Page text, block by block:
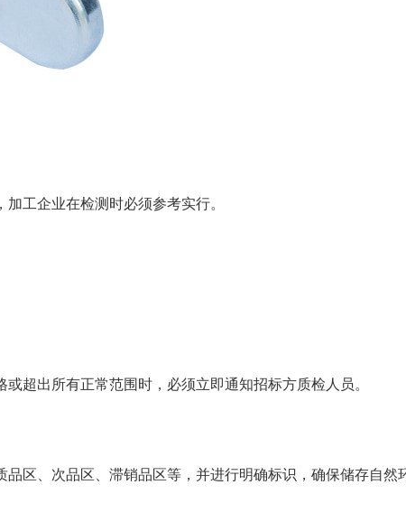
工企业在检测时必须参考实行。
超出所有正常范围时，必须立即通知招标方质检人员。
区、次品区、滞销品区等，并进行明确标识，确保储存自然